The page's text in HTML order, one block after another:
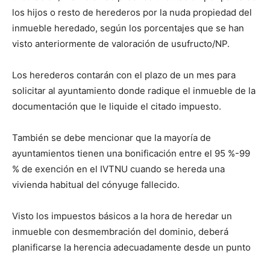
los hijos o resto de herederos por la nuda propiedad del
inmueble heredado, según los porcentajes que se han
visto anteriormente de valoración de usufructo/NP.
Los herederos contarán con el plazo de un mes para
solicitar al ayuntamiento donde radique el inmueble de la
documentación que le liquide el citado impuesto.
También se debe mencionar que la mayoría de
ayuntamientos tienen una bonificación entre el 95 %-99
% de exención en el IVTNU cuando se hereda una
vivienda habitual del cónyuge fallecido.
Visto los impuestos básicos a la hora de heredar un
inmueble con desmembración del dominio, deberá
planificarse la herencia adecuadamente desde un punto